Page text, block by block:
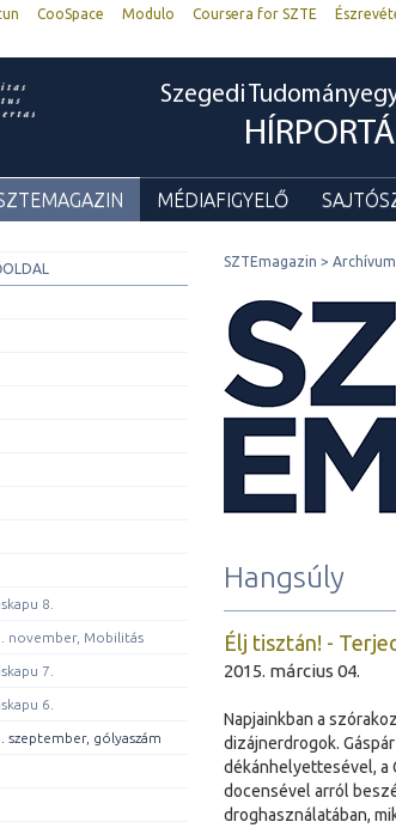
CooSpace Modulo Coursera for SZTE
Szegedi
MÉDIAFIGYELŐ
8.
november, Mobilitás
7.
6.
szeptember, gólyaszám
SZTEmagazin Archívum
Hangsúly
Élj tisztán! -
2015. március 04.
Napjainkban a
dizájnerdrogok.
dékánhelyettesével, a
docensével arról
droghasználatában,